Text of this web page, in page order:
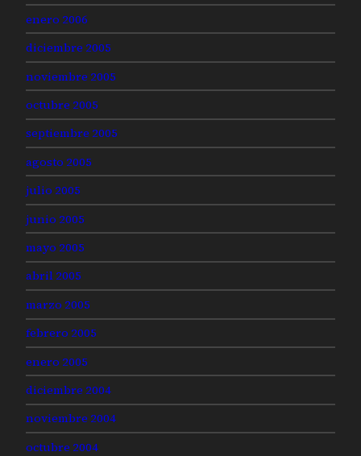
enero 2006
diciembre 2005
noviembre 2005
octubre 2005
septiembre 2005
agosto 2005
julio 2005
junio 2005
mayo 2005
abril 2005
marzo 2005
febrero 2005
enero 2005
diciembre 2004
noviembre 2004
octubre 2004